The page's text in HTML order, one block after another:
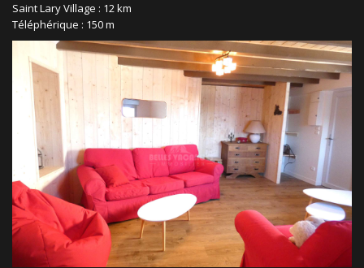
Saint Lary Village : 12 km
Téléphérique : 150 m